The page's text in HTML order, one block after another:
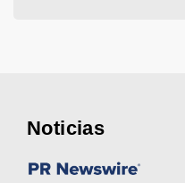
Noticias